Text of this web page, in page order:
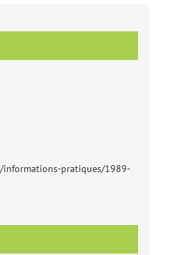
pratiques/1989-